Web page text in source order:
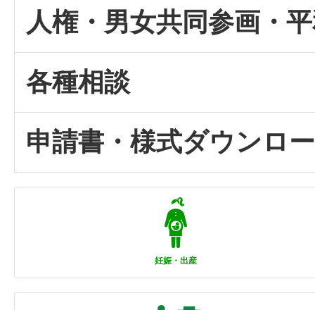
人権・男女共同参画・
各種相談
申請書・様式ダウンロ
妊娠・出産